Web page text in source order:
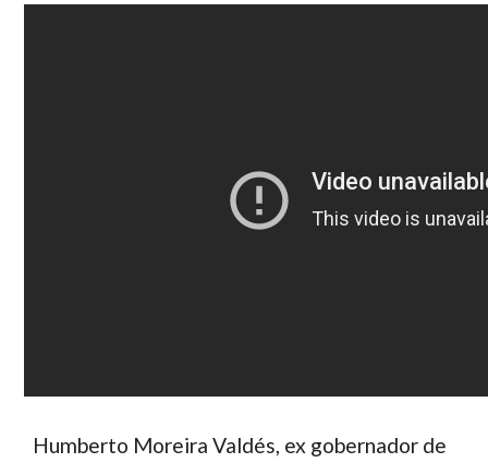
Humberto Moreira Valdés, ex gobernador de